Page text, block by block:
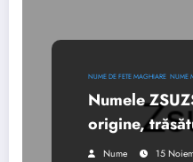
NUME DE FETE MAGHIARE NUME
Numele
origine,
Nume 15